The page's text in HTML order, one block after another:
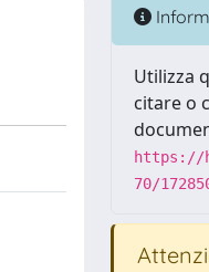
Utilizza
citare o
https://
70/